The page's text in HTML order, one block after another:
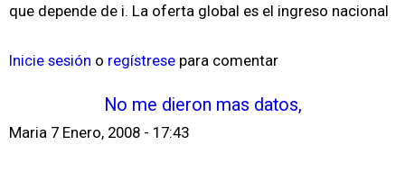
que depende de i. La oferta global es el ingreso nacional
Inicie sesión o regístrese para comentar
No me dieron mas datos,
Maria 7 Enero, 2008 - 17:43